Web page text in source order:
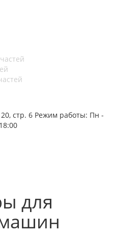
стр. 6 Режим работы: Пн -
для